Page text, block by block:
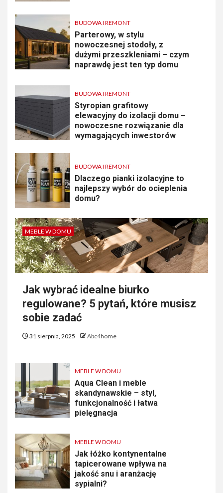
BUDOWA I REMONT
Parterowy, w stylu
nowoczesnej stodoły, z
dużymi przeszkleniami – czym
naprawdę jest ten typ domu
BUDOWA I REMONT
Styropian grafitowy
elewacyjny do izolacji domu –
nowoczesne rozwiązanie dla
wymagających inwestorów
BUDOWA I REMONT
Dlaczego pianki izolacyjne to
najlepszy wybór do ocieplenia
domu?
MEBLE W DOMU
Jak wybrać idealne biurko
regulowane? 5 pytań, które musisz
sobie zadać
31 sierpnia, 2025 Abc4home
MEBLE W DOMU
Aqua Clean i meble
skandynawskie – styl,
funkcjonalność i łatwa
pielęgnacja
MEBLE W DOMU
Jak łóżko kontynentalne
tapicerowane wpływa na
jakość snu i aranżację
sypialni?